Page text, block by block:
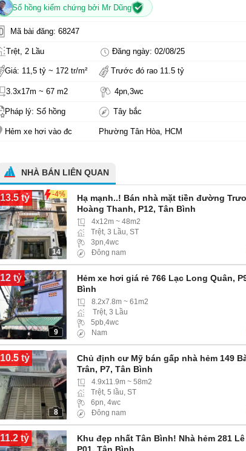
Sổ hồng kiểm chứng bởi Mr Dũng
Mã bài đăng: 68247
Trệt, 2 Lầu Đăng ngày: 02/08/25
Giá: 11,5 tỷ ~ 172 tr/m² Trước đó rao 11.5 tỷ
3.3x17m ~ 67 m2 4pn,3wc
Pháp lý: Sổ hồng Tây bắc
Hẻm xe hơi vào đc Phường Tân Hòa, HCM
NHÀ BÁN LIÊN QUAN
13.5 tỷ -4%
14
Hạ mạnh..! Bán nhà mặt tiền đường
Hoàng Thanh, P12, Tân Bình
4x12m ~ 48m2
Trệt, 3 Lầu, ST
3pn,4wc
Đông nam
12 tỷ
9
Hẻm xe hơi giá rẻ 766 Lạc Long Quân,
Bình
8.2x7.8m ~ 61m2
Trệt, 3 Lầu
5pb,4wc
Nam
10.5 tỷ
8
Chủ định cư Mỹ bán gấp nhà hẻm 149
Trân, P7, Tân Bình
4.9x11.9m ~ 58m2
Trệt, 5 lầu, ST
6pn, 4wc
Đông nam
11.2 tỷ
Khu đẹp nhất Tân Bình! Nhà hẻm 281 Lê
P01, Tân Bình